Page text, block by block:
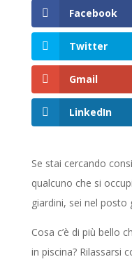
Facebook
Twitter
Gmail
LinkedIn
Se stai cercando
qualcuno che si
giardini, sei nel posto
Cosa c’è di più bello
in piscina? Rilassarsi